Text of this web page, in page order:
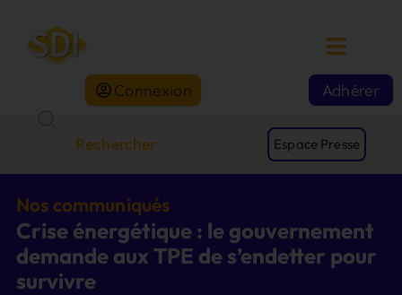
Connexion Adhérer
Espace Presse
Nos communiqués
Crise énergétique : le gouvernement
demande aux TPE de s’endetter pour
survivre